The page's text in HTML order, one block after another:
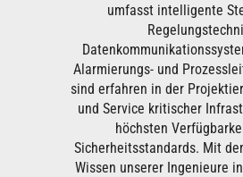
umfasst intelligente
Alarmierungs- und
sind erfahren in der
und Service kritischer
höchsten
Sicherheitsstandards. Mit
Wissen unserer Ingenieure